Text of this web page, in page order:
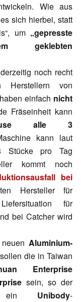
Wie aus
sich hierbei, statt
um „gepresste
geklebten
noch recht
Herstellern von
einfach nicht
Fräseinheit kann
alle 3
kann laut
Stücke pro Tag
kommt noch
bei
Hersteller für
für
bei Catcher wird
Aluminium-
sollen die in Taiwan
Enterprise
sein, so der
ein Unibody-